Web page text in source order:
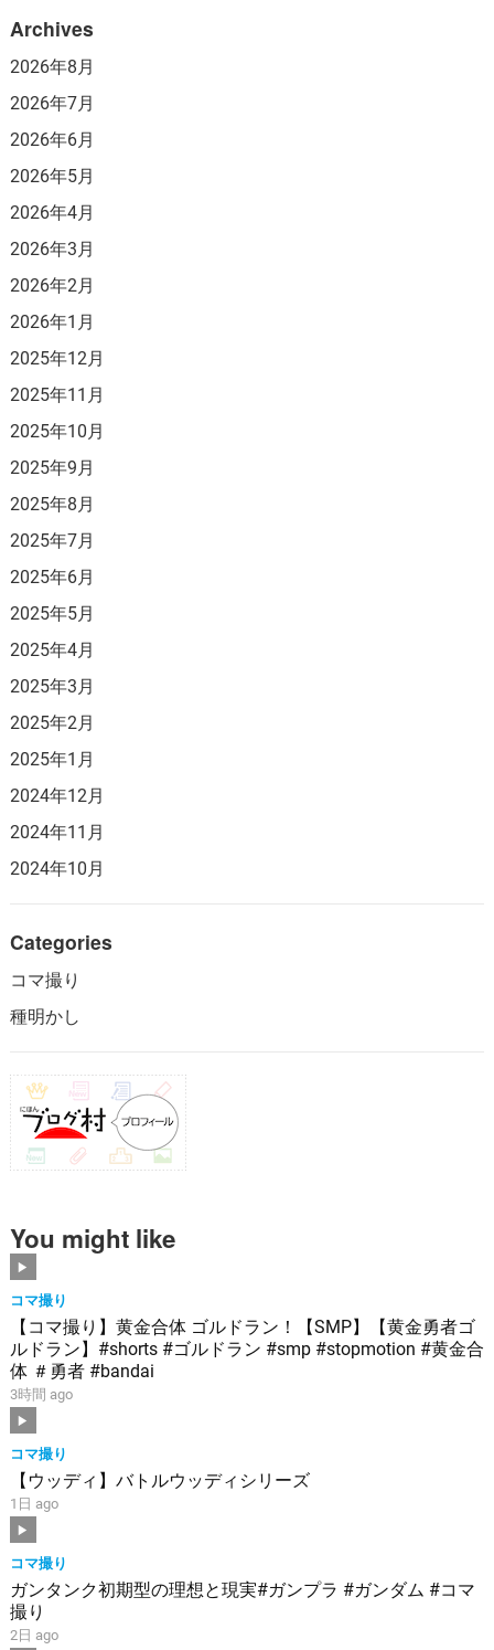
Archives
2026年8月
2026年7月
2026年6月
2026年5月
2026年4月
2026年3月
2026年2月
2026年1月
2025年12月
2025年11月
2025年10月
2025年9月
2025年8月
2025年7月
2025年6月
2025年5月
2025年4月
2025年3月
2025年2月
2025年1月
2024年12月
2024年11月
2024年10月
Categories
コマ撮り
種明かし
You might like
コマ撮り
【コマ撮り】黄金合体 ゴルドラン！【SMP】【黄金勇者ゴ
ルドラン】#shorts #ゴルドラン #smp #stopmotion #黄金合
体 ＃勇者 #bandai
3時間 ago
コマ撮り
【ウッディ】バトルウッディシリーズ
1日 ago
コマ撮り
ガンタンク初期型の理想と現実#ガンプラ #ガンダム #コマ
撮り
2日 ago